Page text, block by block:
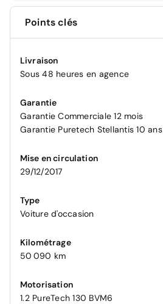
Points clés
Livraison
Sous 48 heures en agence
Garantie
Garantie Commerciale 12 mois
Garantie Puretech Stellantis 10 ans
Mise en circulation
29/12/2017
Type
Voiture d'occasion
Kilométrage
50 090 km
Motorisation
1.2 PureTech 130 BVM6